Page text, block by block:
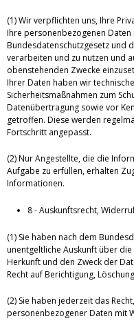
(1) Wir verpflichten uns, Ihre
Ihre personenbezogenen Daten
Bundesdatenschutzgesetz und
verarbeiten und zu nutzen und
obenstehenden Zwecke
Ihrer Daten haben wir
Sicherheitsmaßnahmen zum
Datenübertragung sowie vor
getroffen. Diese werden
Fortschritt angepasst.
(2) Nur Angestellte, die die
Aufgabe zu erfüllen, erhalten
Informationen.
8 - Auskunftsrecht,
(1) Sie haben nach dem
unentgeltliche Auskunft über
Herkunft und den Zweck der
Recht auf Berichtigung,
(2) Sie haben jederzeit das
personenbezogener Daten mit